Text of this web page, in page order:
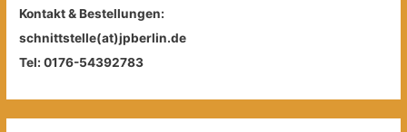
Kontakt & Bestellungen:
schnittstelle(at)jpberlin.de
Tel: 0176-54392783